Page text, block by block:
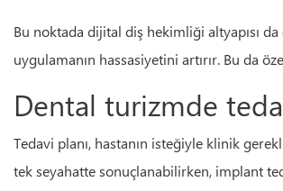
Bu noktada dijital diş hekimliği altyapısı
uygulamanın hassasiyetini artırır. Bu da
Dental turizmde
Tedavi planı, hastanın isteğiyle klinik
tek seyahatte sonuçlanabilirken, implant